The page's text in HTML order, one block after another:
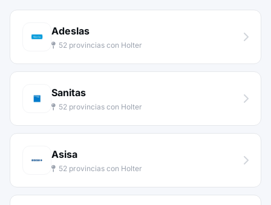
Adeslas
52 provincias con Holter
Sanitas
52 provincias con Holter
Asisa
52 provincias con Holter